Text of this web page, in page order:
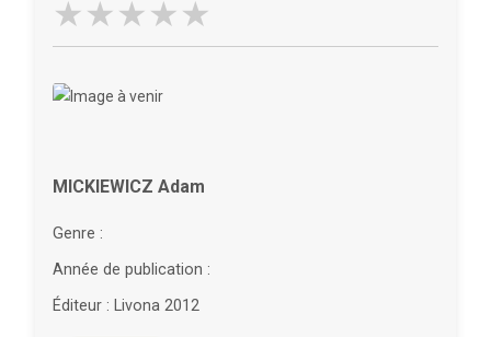
MICKIEWICZ Adam
Genre :
Année de publication :
Éditeur : Livona 2012